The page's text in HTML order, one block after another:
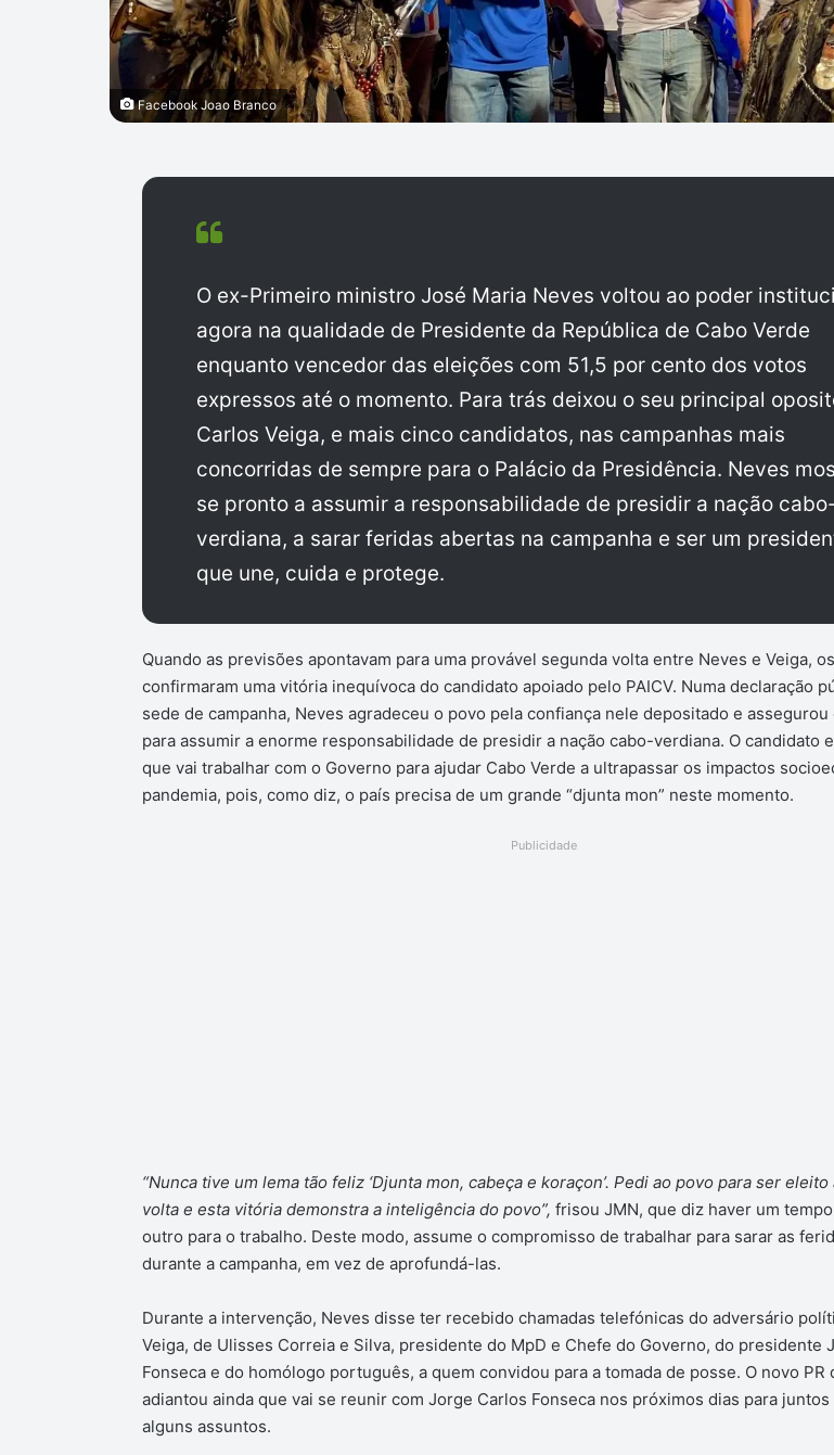
Facebook Joao Branco
O ex-Primeiro ministro José Maria Neves voltou ao poder
agora na qualidade de Presidente da República de Cabo Verde
enquanto vencedor das eleições com 51,5 por cento dos votos
expressos até o momento. Para trás deixou o seu principal
Carlos Veiga, e mais cinco candidatos, nas campanhas mais
concorridas de sempre para o Palácio da Presidência. Neves
se pronto a assumir a responsabilidade de presidir a nação
verdiana, a sarar feridas abertas na campanha e ser um
que une, cuida e protege.
Quando as previsões apontavam para uma provável segunda volta entre Neves e Veiga,
confirmaram uma vitória inequívoca do candidato apoiado pelo PAICV. Numa declaração
sede de campanha, Neves agradeceu o povo pela confiança nele depositado e
para assumir a enorme responsabilidade de presidir a nação cabo-verdiana. O candidato
que vai trabalhar com o Governo para ajudar Cabo Verde a ultrapassar os impactos
pandemia, pois, como diz, o país precisa de um grande “djunta mon” neste momento.
Publicidade
“Nunca tive um lema tão feliz ‘Djunta mon, cabeça e koraçon’. Pedi ao povo para ser
volta e esta vitória demonstra a inteligência do povo”, frisou JMN, que diz haver um
outro para o trabalho. Deste modo, assume o compromisso de trabalhar para sarar as
durante a campanha, em vez de aprofundá-las.
Durante a intervenção, Neves disse ter recebido chamadas telefónicas do adversário
Veiga, de Ulisses Correia e Silva, presidente do MpD e Chefe do Governo, do presidente
Fonseca e do homólogo português, a quem convidou para a tomada de posse. O novo PR
adiantou ainda que vai se reunir com Jorge Carlos Fonseca nos próximos dias para
alguns assuntos.